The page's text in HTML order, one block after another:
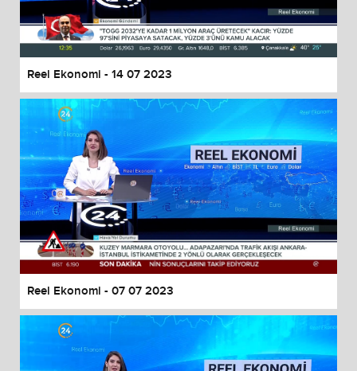
End of dialog window.
Reel Ekonomi - 14 07 2023
Reel Ekonomi - 07 07 2023